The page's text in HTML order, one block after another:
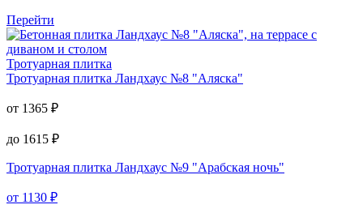
Перейти
Тротуарная плитка
Тротуарная плитка Ландхаус №8 "Аляска"
от 1365 ₽
до 1615 ₽
Тротуарная плитка Ландхаус №9 "Арабская ночь"
от 1130 ₽